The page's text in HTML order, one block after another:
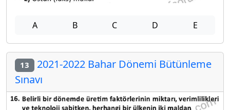
A B C D E
13 2021-2022 Bahar Dönemi Bütünleme
Sınavı